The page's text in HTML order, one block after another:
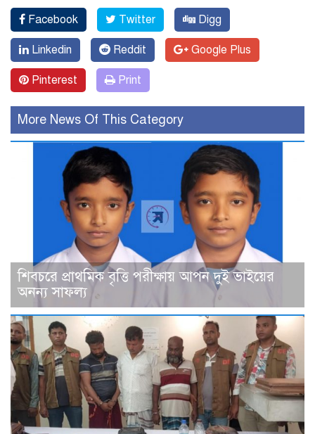
Facebook Twitter Digg
Linkedin Reddit Google Plus
Pinterest Print
More News Of This Category
শিবচরে প্রাথমিক বৃত্তি পরীক্ষায় আপন দুই ভাইয়ের
অনন্য সাফল্য